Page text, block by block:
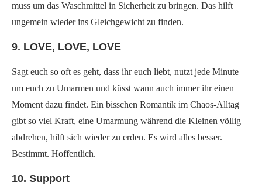
muss um das Waschmittel in Sicherheit zu bringen. Das hilft
ungemein wieder ins Gleichgewicht zu finden.
9. LOVE, LOVE, LOVE
Sagt euch so oft es geht, dass ihr euch liebt, nutzt jede Minute
um euch zu Umarmen und küsst wann auch immer ihr einen
Moment dazu findet. Ein bisschen Romantik im Chaos-Alltag
gibt so viel Kraft, eine Umarmung während die Kleinen völlig
abdrehen, hilft sich wieder zu erden. Es wird alles besser.
Bestimmt. Hoffentlich.
10. Support